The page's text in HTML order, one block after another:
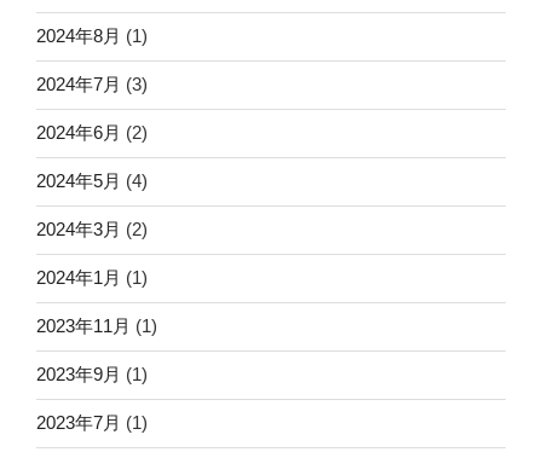
2024年8月 (1)
2024年7月 (3)
2024年6月 (2)
2024年5月 (4)
2024年3月 (2)
2024年1月 (1)
2023年11月 (1)
2023年9月 (1)
2023年7月 (1)